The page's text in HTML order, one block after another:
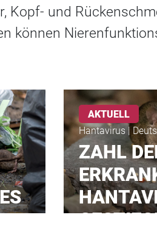
Kopf- und
können
AKTUELL
Hantavirus |
ZAHL